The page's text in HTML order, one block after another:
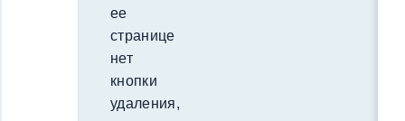
ее
странице
нет
кнопки
удаления,